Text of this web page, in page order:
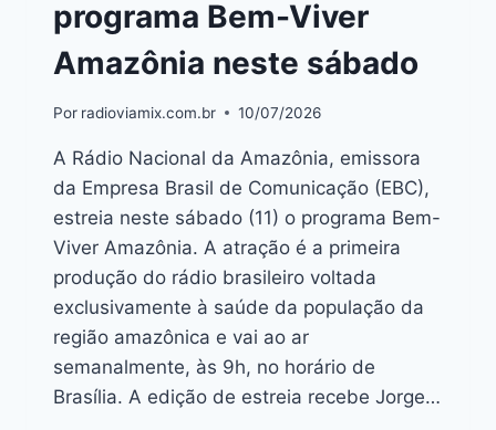
programa Bem-Viver
Amazônia neste sábado
Por radioviamix.com.br 10/07/2026
A Rádio Nacional da Amazônia, emissora
da Empresa Brasil de Comunicação (EBC),
estreia neste sábado (11) o programa Bem-
Viver Amazônia. A atração é a primeira
produção do rádio brasileiro voltada
exclusivamente à saúde da população da
região amazônica e vai ao ar
semanalmente, às 9h, no horário de
Brasília. A edição de estreia recebe Jorge…